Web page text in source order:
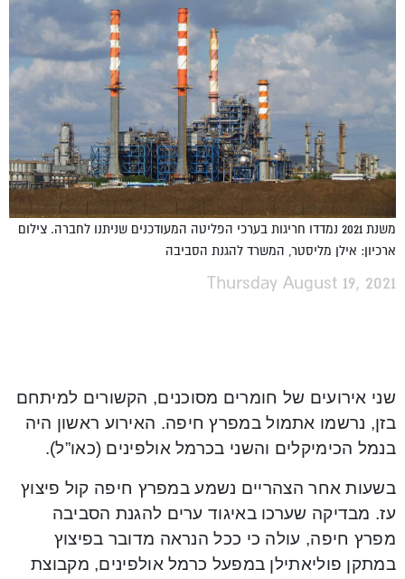
משנת 2021 נמדדו חריגות בערכי הפליטה המעודכנים שניתנו לחברה. צילום
ארכיון: אילן מליסטר, המשרד להגנת הסביבה
Thursday August 19, 2021
שני אירועים של חומרים מסוכנים, הקשורים למיתחם
בזן, נרשמו אתמול במפרץ חיפה. האירוע ראשון היה
בנמל הכימיקלים והשני בכרמל אולפינים (כאו”ל).
בשעות אחר הצהריים נשמע במפרץ חיפה קול פיצוץ
עז. מבדיקה שערכו באיגוד ערים להגנת הסביבה
מפרץ חיפה, עולה כי ככל הנראה מדובר בפיצוץ
במתקן פוליאתילן במפעל כרמל אולפינים, מקבוצת